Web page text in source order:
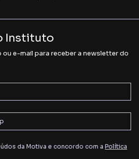
Instituto
e-mail para receber a newsletter do
da Motiva e concordo com a Política